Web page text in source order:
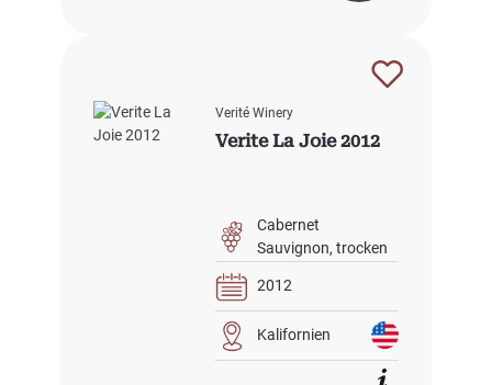
Verité Winery
Verite La Joie 2012
Cabernet
Sauvignon trocken
2012
Kalifornien